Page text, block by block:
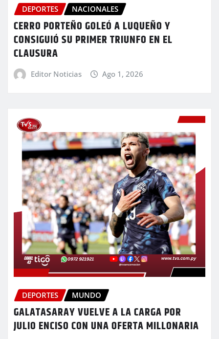
DEPORTES NACIONALES
CERRO PORTEÑO GOLEÓ A LUQUEÑO Y
CONSIGUIÓ SU PRIMER TRIUNFO EN EL
CLAUSURA
Editor Noticias Ago 1, 2026
DEPORTES MUNDO
GALATASARAY VUELVE A LA CARGA POR
JULIO ENCISO CON UNA OFERTA MILLONARIA